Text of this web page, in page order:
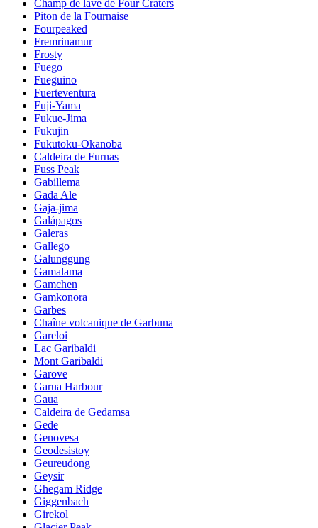
Champ de lave de Four Craters
Piton de la Fournaise
Fourpeaked
Fremrinamur
Frosty
Fuego
Fueguino
Fuerteventura
Fuji-Yama
Fukue-Jima
Fukujin
Fukutoku-Okanoba
Caldeira de Furnas
Fuss Peak
Gabillema
Gada Ale
Gaja-jima
Galápagos
Galeras
Gallego
Galunggung
Gamalama
Gamchen
Gamkonora
Garbes
Chaîne volcanique de Garbuna
Gareloi
Lac Garibaldi
Mont Garibaldi
Garove
Garua Harbour
Gaua
Caldeira de Gedamsa
Gede
Genovesa
Geodesistoy
Geureudong
Geysir
Ghegam Ridge
Giggenbach
Girekol